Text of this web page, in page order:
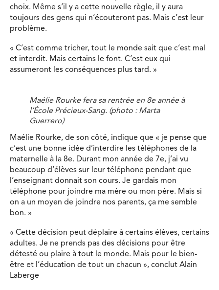
choix. Même s’il y a cette nouvelle règle, il y aura
toujours des gens qui n’écouteront pas. Mais c’est leur
problème.
« C’est comme tricher, tout le monde sait que c’est mal
et interdit. Mais certains le font. C’est eux qui
assumeront les conséquences plus tard. »
Maélie Rourke fera sa rentrée en 8e année à
l’École Précieux-Sang. (photo : Marta
Guerrero)
Maélie Rourke, de son côté, indique que « je pense que
c’est une bonne idée d’interdire les téléphones de la
maternelle à la 8e. Durant mon année de 7e, j’ai vu
beaucoup d’élèves sur leur téléphone pendant que
l’enseignant donnait son cours. Je gardais mon
téléphone pour joindre ma mère ou mon père. Mais si
on a un moyen de joindre nos parents, ça me semble
bon. »
« Cette décision peut déplaire à certains élèves, certains
adultes. Je ne prends pas des décisions pour être
détesté ou plaire à tout le monde. Mais pour le bien-
être et l’éducation de tout un chacun », conclut Alain
Laberge